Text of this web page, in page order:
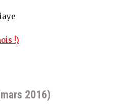
!)
2016)